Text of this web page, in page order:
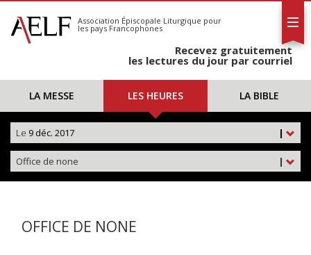
S'abonner
Calendrier
Association Épiscopale Liturgique pour
les pays Francophones
Recevez gratuitement
les lectures du jour par courriel
LA MESSE LES HEURES LA BIBLE
|
Le 9 déc. 2017
|
Office de none
OFFICE DE NONE